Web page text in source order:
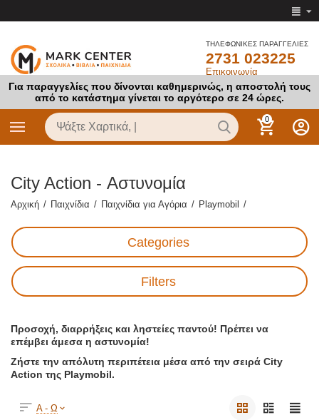
ΤΗΛΕΦΩΝΙΚΕΣ ΠΑΡΑΓΓΕΛΙΕΣ
2731 023225
Επικοινωνία
Για παραγγελίες που δίνονται καθημερινώς, η αποστολή τους
από το κατάστημα γίνεται το αργότερο σε 24 ώρες.
0
City Action - Αστυνομία
Αρχική / Παιχνίδια / Παιχνίδια για Αγόρια / Playmobil /
Categories
Filters
Προσοχή, διαρρήξεις και ληστείες παντού! Πρέπει να
επέμβει άμεσα η αστυνομία!
Ζήστε την απόλυτη περιπέτεια μέσα από την σειρά City
Action της Playmobil.
Α - Ω